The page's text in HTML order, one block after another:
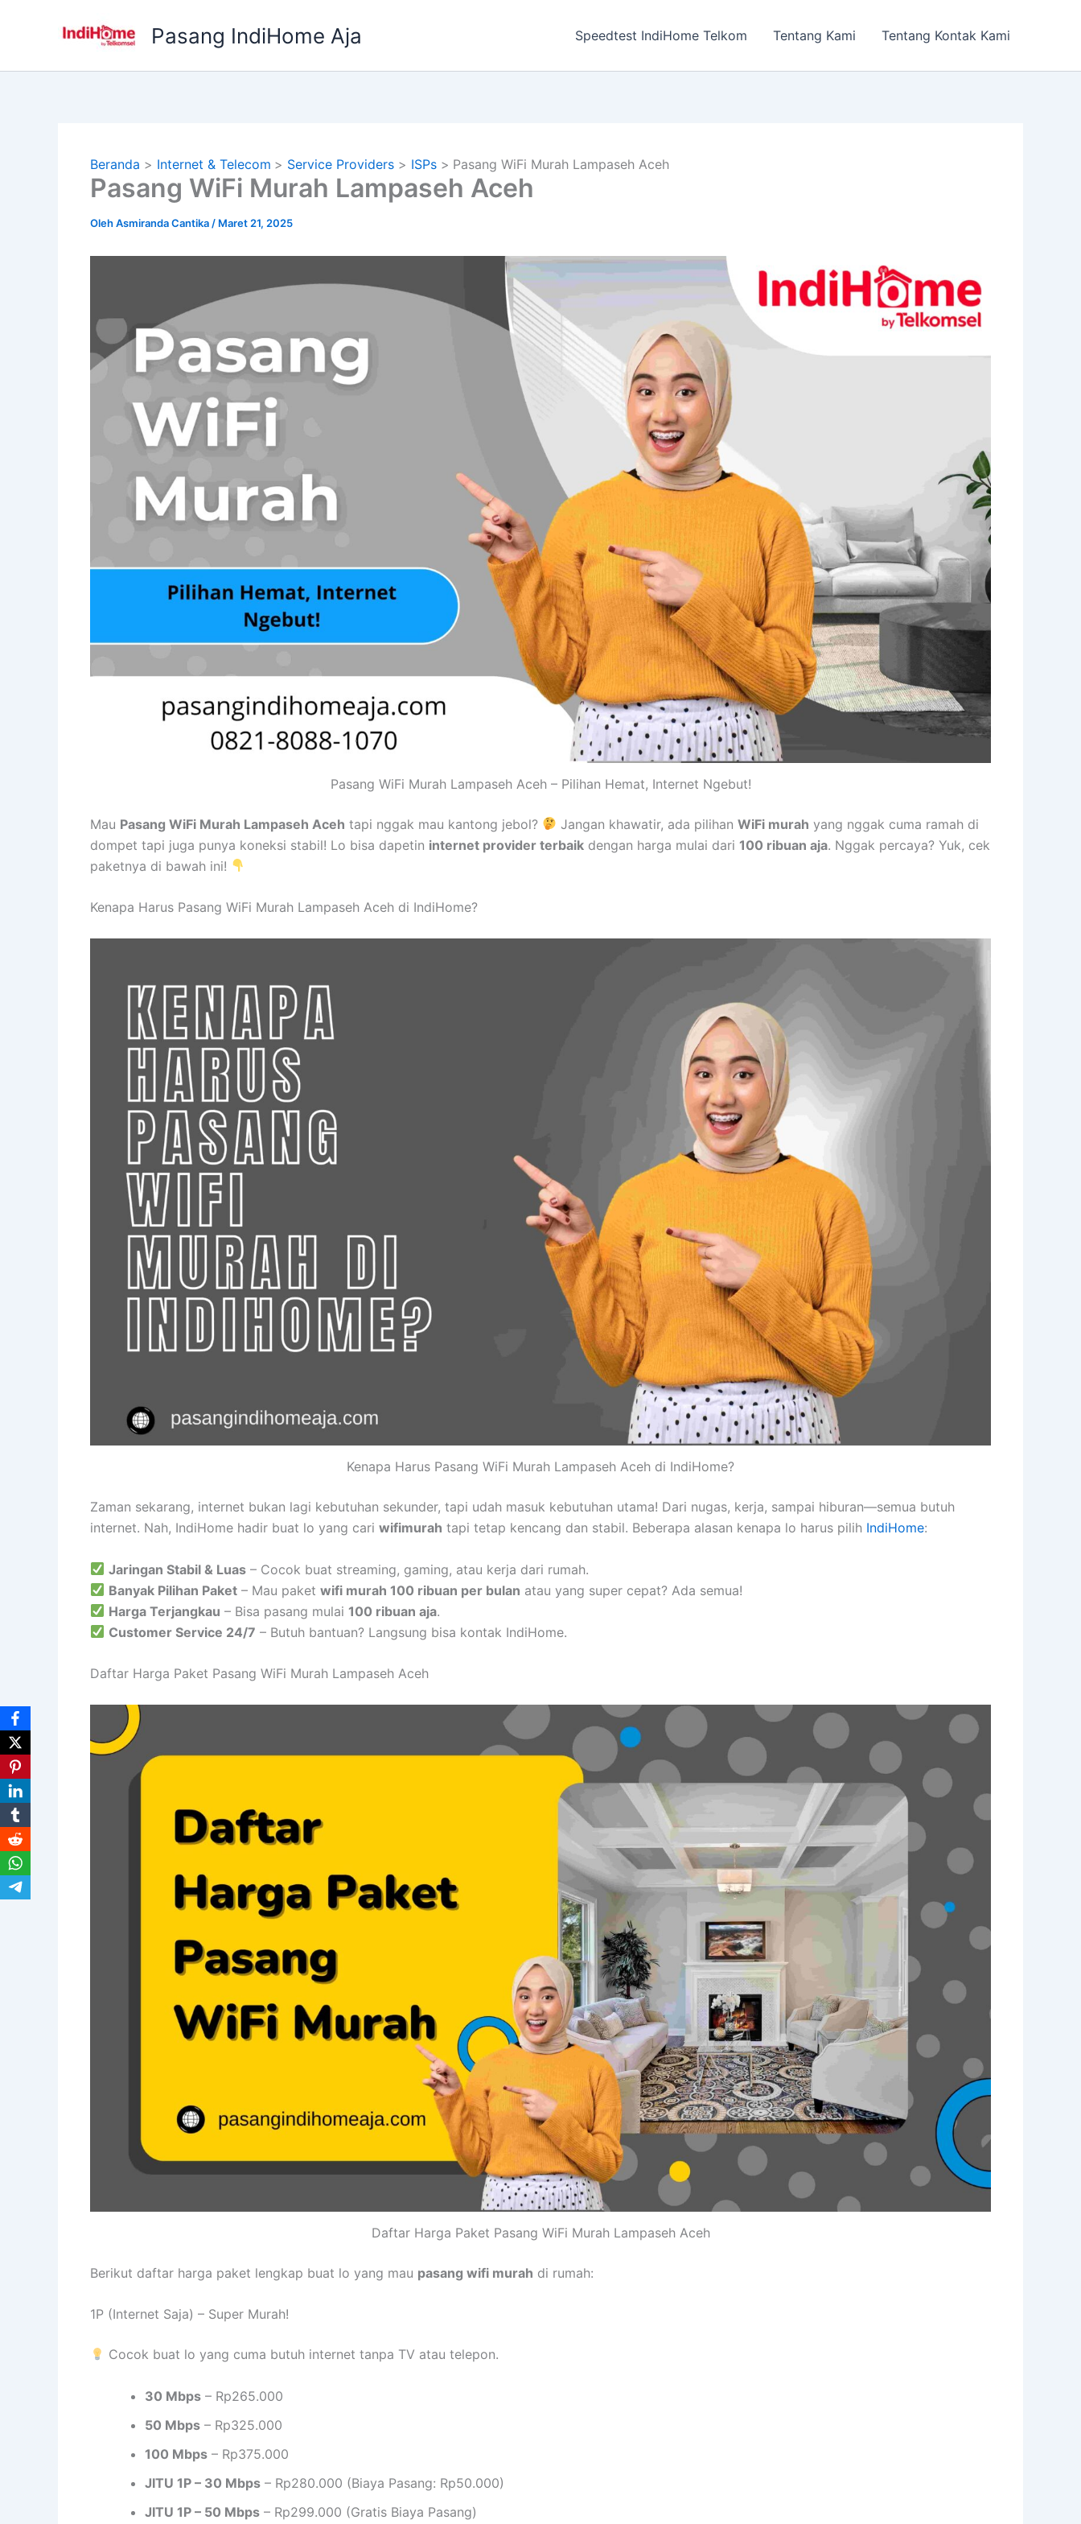
Pasang IndiHome Aja Speedtest IndiHome Telkom Tentang Kami Tentang Kontak Kami
Beranda Internet & Telecom Service Providers ISPs Pasang WiFi Murah Lampaseh Aceh
Pasang WiFi Murah Lampaseh Aceh
OlehAsmiranda Cantika / Maret 21, 2025
Pasang WiFi Murah Lampaseh Aceh – Pilihan Hemat, Internet Ngebut!
Mau Pasang WiFi Murah Lampaseh Aceh tapi nggak mau kantong jebol? Jangan khawatir, ada pilihanWiFi murah yang nggak cuma ramah di
dompet tapi juga punya koneksi stabil! Lo bisa dapetin internet provider terbaik dengan harga mulai dari 100 ribuan aja. Nggak percaya? Yuk, cek
paketnya di bawah ini!
Kenapa Harus Pasang WiFi Murah Lampaseh Aceh di IndiHome?
Kenapa Harus Pasang WiFi Murah Lampaseh Aceh di IndiHome?
Zaman sekarang, internet bukan lagi kebutuhan sekunder, tapi udah masuk kebutuhan utama! Dari nugas, kerja, sampai hiburan—semua butuh
internet. Nah, IndiHome hadir buat lo yang cari wifimurah tapi tetap kencang dan stabil. Beberapa alasan kenapa lo harus pilih IndiHome:
Jaringan Stabil & Luas – Cocok buat streaming, gaming, atau kerja dari rumah.
Banyak Pilihan Paket – Mau paketwifi murah 100 ribuan per bulan atau yang super cepat? Ada semua!
Harga Terjangkau – Bisa pasang mulai100 ribuan aja.
Customer Service 24/7 – Butuh bantuan? Langsung bisa kontak IndiHome.
Daftar Harga Paket Pasang WiFi Murah Lampaseh Aceh
Daftar Harga Paket Pasang WiFi Murah Lampaseh Aceh
Berikut daftar harga paket lengkap buat lo yang mau pasang wifi murah di rumah:
1P (Internet Saja) – Super Murah!
Cocok buat lo yang cuma butuh internet tanpa TV atau telepon.
30 Mbps – Rp265.000
50 Mbps – Rp325.000
100 Mbps – Rp375.000
JITU 1P – 30 Mbps – Rp280.000 (Biaya Pasang: Rp50.000)
JITU 1P – 50 Mbps – Rp299.000 (Gratis Biaya Pasang)